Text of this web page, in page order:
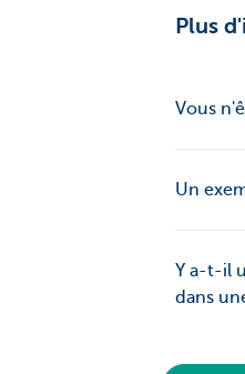
Plus
Vous
Un
Y a-t-il
dans